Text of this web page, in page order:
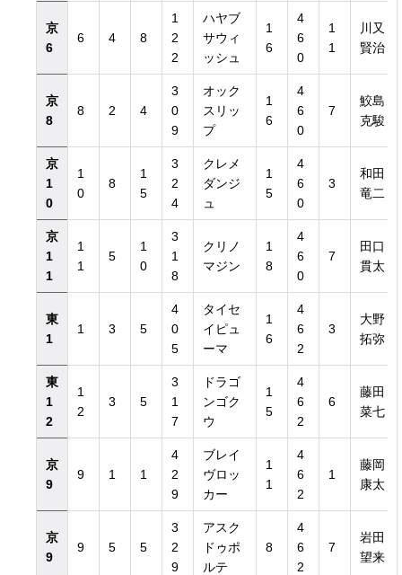
京
6
6 4 8
1
2
2
ハヤブ
サウィ
ッシュ
1
6
4
6
0
1
1
川又
賢治
京
8
8 2 4
3
0
9
オック
スリッ
プ
1
6
4
6
0
7
鮫島
克駿
京
1
0
1
0
8
1
5
3
2
4
クレメ
ダンジ
ュ
1
5
4
6
0
3
和田
竜二
京
1
1
1
1
5
1
0
3
1
8
クリノ
マジン
1
8
4
6
0
7
田口
貫太
東
1
1 3 5
4
0
5
タイセ
イピュ
ーマ
1
6
4
6
2
3
大野
拓弥
東
1
2
1
2
3 5
3
1
7
ドラゴ
ンゴク
ウ
1
5
4
6
2
6
藤田
菜七
京
9
9 1 1
4
2
9
ブレイ
ヴロッ
カー
1
1
4
6
2
1
藤岡
康太
京
9
9 5 5
3
2
9
アスク
ドゥポ
ルテ
8
4
6
2
7
岩田
望来